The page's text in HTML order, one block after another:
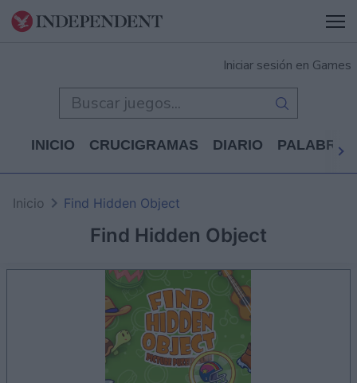
Iniciar sesión en Games
INICIO CRUCIGRAMAS DIARIO PALABRAS
Find Hidden Object
Inicio Find Hidden Object